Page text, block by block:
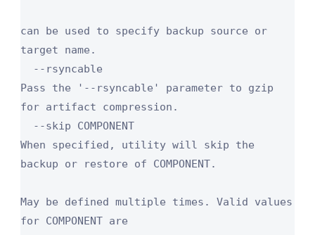
can be used to specify backup source or
target name.
Pass the '--rsyncable' parameter to gzip
for artifact compression.
When specified, utility will skip the
backup or restore of COMPONENT.
May be defined multiple times. Valid values
for COMPONENT are